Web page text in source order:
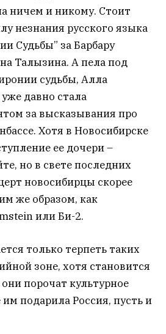
ничем и никому. Стоит
незнания русского языка
Судьбы” за Барбару
Талызина. А пела под
судьбы, Алла
давно стала
за высказывания про
Хотя в Новосибирске
ее дочери –
но в свете последних
новосибирцы скорее
же образом, как
или Би-2.
только терпеть таких
зоне, хотя становится
порочат культурное
подарила Россия, пусть и